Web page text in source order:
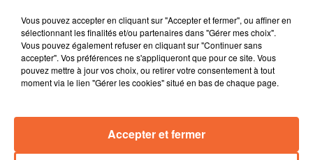
- Belle la Différence et l'Ecole de découverte des sports
s'associent pour un AM sport pour tous à Bressuire
dimanche (photo)
- L'actualité sportive...
Vous pouvez accepter en cliquant sur "Accepter et fermer", ou affiner en
sélectionnant les finalités et/ou partenaires dans "Gérer mes choix".
Vous pouvez également refuser en cliquant sur "Continuer sans
accepter". Vos préférences ne s'appliqueront que pour ce site. Vous
pouvez mettre à jour vos choix, ou retirer votre consentement à tout
moment via le lien "Gérer les cookies" situé en bas de chaque page.
Accepter et fermer